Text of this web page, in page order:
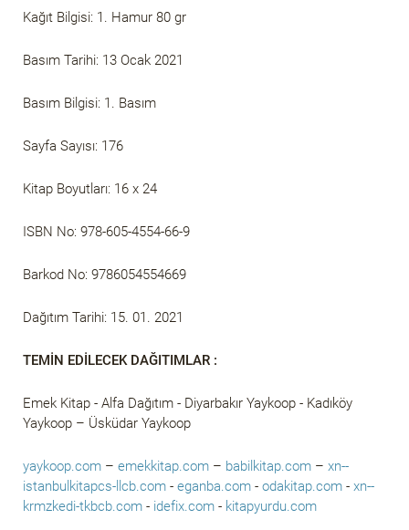
Kağıt Bilgisi: 1. Hamur 80 gr
Basım Tarihi: 13 Ocak 2021
Basım Bilgisi: 1. Basım
Sayfa Sayısı: 176
Kitap Boyutları: 16 x 24
ISBN No: 978-605-4554-66-9
Barkod No: 9786054554669
Dağıtım Tarihi: 15. 01. 2021
TEMİN EDİLECEK DAĞITIMLAR :
Emek Kitap - Alfa Dağıtım - Diyarbakır Yaykoop - Kadıköy
Yaykoop – Üsküdar Yaykoop
yaykoop.com – emekkitap.com – babilkitap.com – xn--
istanbulkitapcs-llcb.com - eganba.com - odakitap.com - xn--
krmzkedi-tkbcb.com - idefix.com - kitapyurdu.com